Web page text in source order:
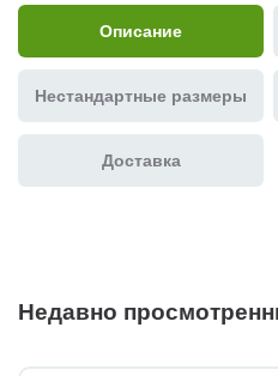
Описание
Нестандартные размеры
Доставка
Недавно